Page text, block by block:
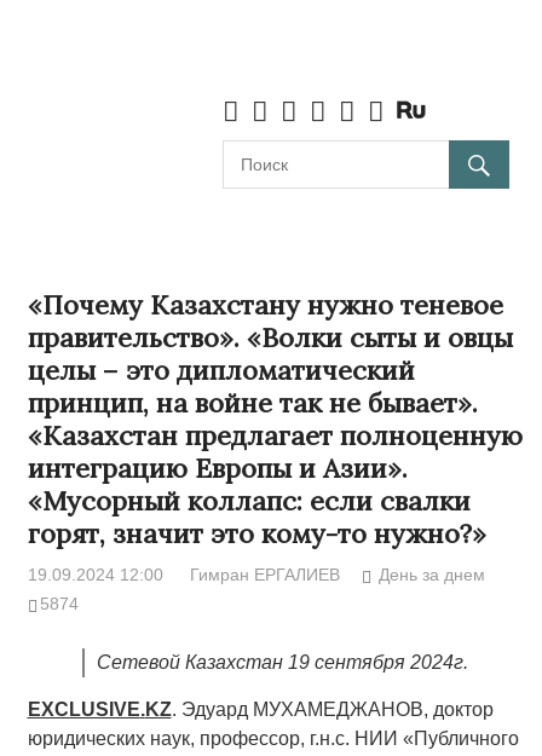
«Почему Казахстану нужно теневое
правительство». «Волки сыты и овцы
целы – это дипломатический
принцип, на войне так не бывает».
«Казахстан предлагает полноценную
интеграцию Европы и Азии».
«Мусорный коллапс: если свалки
горят, значит это кому-то нужно?»
19.09.2024 12:00 Гимран ЕРГАЛИЕВ
День за днем
5874
Сетевой Казахстан 19 сентября 2024г.
EXCLUSIVE.KZ. Эдуард МУХАМЕДЖАНОВ, доктор
юридических наук, профессор, г.н.с. НИИ «Публичного